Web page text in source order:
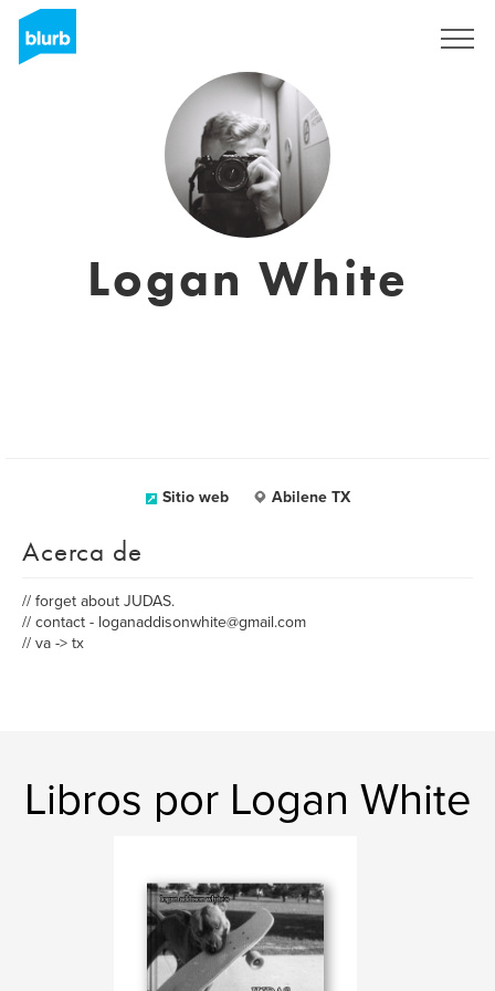
Logan White
Sitio web Abilene TX
Acerca de
// forget about JUDAS.
// contact - loganaddisonwhite@gmail.com
// va -> tx
Libros por Logan White